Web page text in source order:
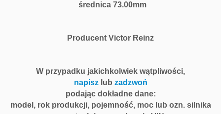
średnica 73.00mm
Producent Victor Reinz
W przypadku jakichkolwiek wątpliwości,
napiszlub zadzwoń
podając dokładne dane:
model, rok produkcji, pojemność, moc lub ozn. silnika